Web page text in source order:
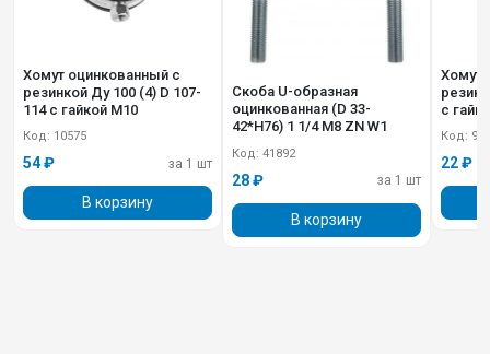
Хомут оцинкованный с
резинкой Ду 100 (4) D 107-
114 с гайкой M10
Код: 10575
54 ₽ за 1 шт
В корзину
Скоба U-образная
оцинкованная (D 33-
42*H76) 1 1/4 M8 ZN W1
Код: 41892
28 ₽ за 1 шт
В корзину
Хомут
резинкой Ду 25
с
Код:
22 ₽